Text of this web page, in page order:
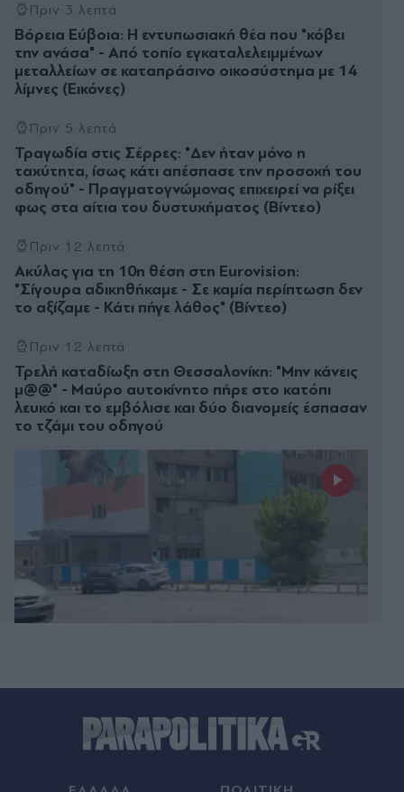
Πριν 3 λεπτά
Βόρεια Εύβοια: Η εντυπωσιακή θέα που "κόβει
την ανάσα" - Από τοπίο εγκαταλελειμμένων
μεταλλείων σε καταπράσινο οικοσύστημα με 14
λίμνες (Εικόνες)
Πριν 5 λεπτά
Τραγωδία στις Σέρρες: "Δεν ήταν μόνο η
ταχύτητα, ίσως κάτι απέσπασε την προσοχή του
οδηγού" - Πραγματογνώμονας επιχειρεί να ρίξει
φως στα αίτια του δυστυχήματος (Βίντεο)
Πριν 12 λεπτά
Ακύλας για τη 10η θέση στη Eurovision:
"Σίγουρα αδικηθήκαμε - Σε καμία περίπτωση δεν
το αξίζαμε - Κάτι πήγε λάθος" (Βίντεο)
Πριν 12 λεπτά
Τρελή καταδίωξη στη Θεσσαλονίκη: "Μην κάνεις
μ@@" - Μαύρο αυτοκίνητο πήρε στο κατόπι
λευκό και το εμβόλισε και δύο διανομείς έσπασαν
το τζάμι του οδηγού
Πριν 19 λεπτά
Διαβάστε στα Παραπολιτικά: Προς 30.000
προσλήψεις - Αποκλειστικά στα "Π" όλο το
σχέδιο του υπουργείου Εσωτερικών